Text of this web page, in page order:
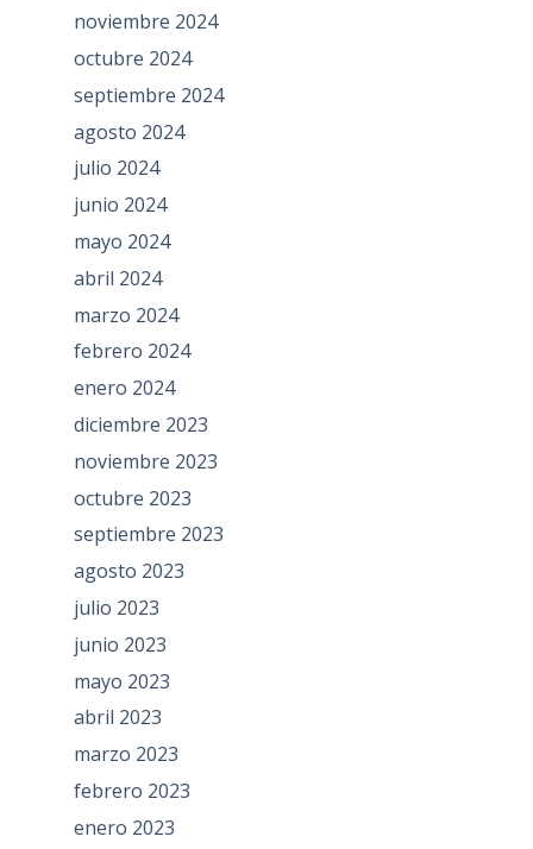
noviembre 2024
octubre 2024
septiembre 2024
agosto 2024
julio 2024
junio 2024
mayo 2024
abril 2024
marzo 2024
febrero 2024
enero 2024
diciembre 2023
noviembre 2023
octubre 2023
septiembre 2023
agosto 2023
julio 2023
junio 2023
mayo 2023
abril 2023
marzo 2023
febrero 2023
enero 2023